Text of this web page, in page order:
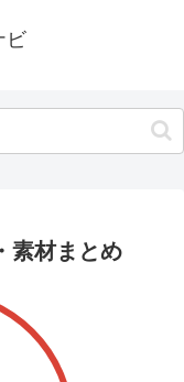
ビ
素材まとめ